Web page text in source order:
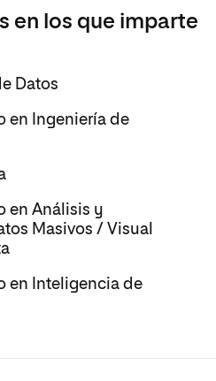
en los que imparte
Datos
en Ingeniería de
en Análisis y
Masivos / Visual
en Inteligencia de